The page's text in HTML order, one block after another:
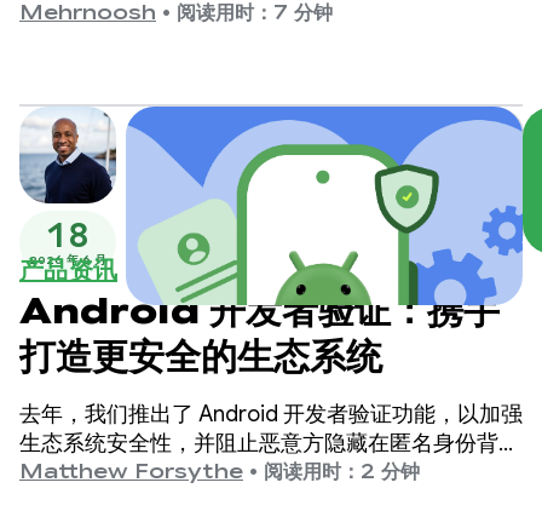
Mehrnoosh • 阅读用时：7 分钟
18
2026 年 6 月
产品资讯
Android 开发者验证：携手
打造更安全的生态系统
去年，我们推出了 Android 开发者验证功能，以加强
生态系统安全性，并阻止恶意方隐藏在匿名身份背后
发布有害应用。
Matthew Forsythe • 阅读用时：2 分钟